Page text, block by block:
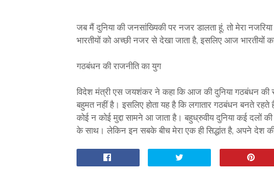
जब मैं दुनिया की जनसांख्यिकी पर नजर डालता हूं, तो मेरा
भारतीयों को अच्छी नजर से देखा जाता है, इसलिए आज भारतीयों
गठबंधन की राजनीति का युग
विदेश मंत्री एस जयशंकर ने कहा कि आज की दुनिया गठबंधन की
बहुमत नहीं है। इसलिए होता यह है कि लगातार गठबंधन बनते रहते
कोई न कोई मुद्दा सामने आ जाता है। बहुध्रुवीय दुनिया कई
के साथ। लेकिन इन सबके बीच मेरा एक ही सिद्धांत है, अपने देश